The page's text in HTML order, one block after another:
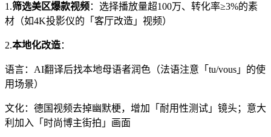
1.筛选美区爆款视频：选择播放量超100万、转化率≥3%的素
材（如4K投影仪的「客厅改造」视频）
2.本地化改造：
语言： AI翻译后找本地母语者润色（法语注意「 tu/vous 」的使
用场景）
文化：德国视频去掉幽默梗，增加「耐用性测试」镜头；意大
利加入「时尚博主街拍」画面